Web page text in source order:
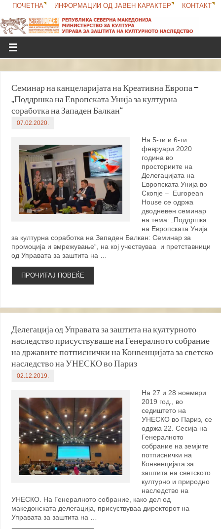
ПОЧЕТНА ИНФОРМАЦИИ ОД ЈАВЕН КАРАКТЕР КОНТАКТ
Семинар на канцеларијата на Креативна Европа –
„Поддршка на Европската Унија за културна
соработка на Западен Балкан“
07.02.2020.
На 5-ти и 6-ти
февруари 2020
година во
просториите на
Делегацијата на
Европската Унија во
Скопје – European
House се одржа
дводневен семинар
на тема: „Поддршка
на Европската Унија
за културна соработка на Западен Балкан: Семинар за
промоција и вмрежување“, на кој учествуваа и претставници
од Управата за заштита на …
ПРОЧИТАЈ ПОВЕЌЕ
Делегација од Управата за заштита на културното
наследство присуствуваше на Генералното собрание
на државите потписнички на Конвенцијата за светско
наследство на УНЕСКО во Париз
02.12.2019.
На 27 и 28 ноември
2019 год., во
седиштето на
УНЕСКО во Париз, се
одржа 22. Сесија на
Генералното
собрание на земјите
потписнички на
Конвенцијата за
заштита на светското
културно и природно
наследство на
УНЕСКО. На Генералното собрание, како дел од
македонската делегација, присуствуваа директорот на
Управата за заштита на …